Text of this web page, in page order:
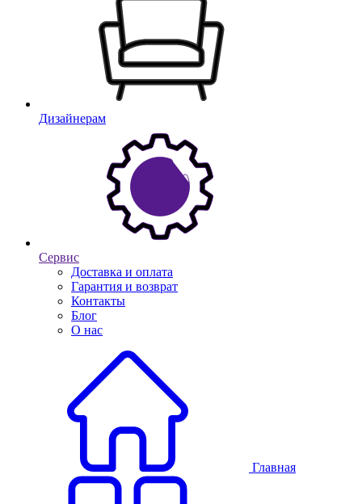
Дизайнерам
Сервис
Доставка и оплата
Гарантия и возврат
Контакты
Блог
О нас
Главная